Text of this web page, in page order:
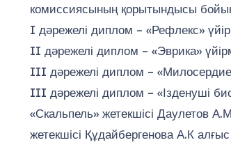
комиссиясының қорытындысы
I дәрежелі диплом – «Рефлекс»
II дәрежелі диплом – «Эврика»
III дәрежелі диплом –
III дәрежелі диплом – «Ізденуші
«Скальпель» жетекшісі Даулетов
жетекшісі Құдайбергенова А.К